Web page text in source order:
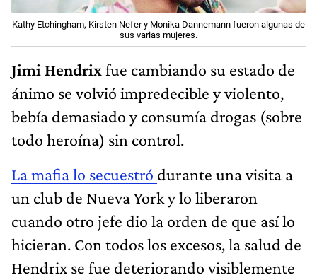
Kathy Etchingham, Kirsten Nefer y Monika Dannemann fueron algunas de
sus varias mujeres.
Jimi Hendrix fue cambiando su estado de
ánimo se volvió impredecible y violento,
bebía demasiado y consumía drogas (sobre
todo heroína) sin control.
La mafia lo secuestró durante una visita a
un club de Nueva York y lo liberaron
cuando otro jefe dio la orden de que así lo
hicieran. Con todos los excesos, la salud de
Hendrix se fue deteriorando visiblemente